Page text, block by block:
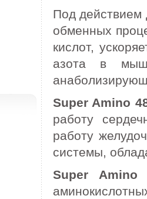
Под действием
обменных
кислот,
азота в
Super Amino
работу
работу
системы,
Super Amino